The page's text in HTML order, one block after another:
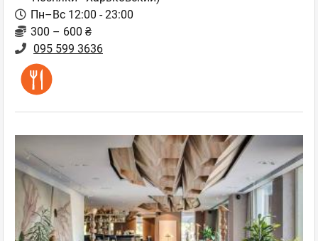
Пн–Вс 12:00 - 23:00
300 – 600 ₴
095 599 3636